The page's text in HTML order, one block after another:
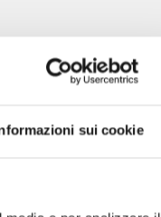
sui cookie